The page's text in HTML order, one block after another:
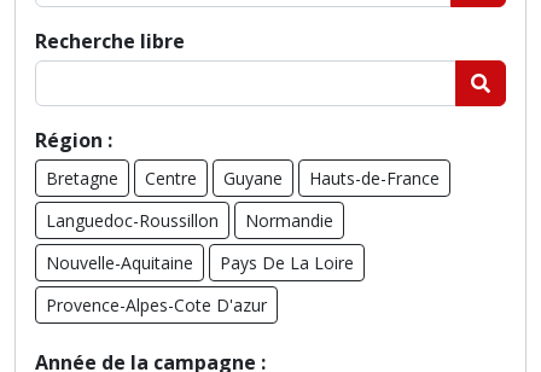
Recherche libre
Région :
Bretagne Centre Guyane
Hauts-de-France
Languedoc-Roussillon
Normandie
Nouvelle-Aquitaine
Pays De La Loire
Provence-Alpes-Cote D'azur
Année de la campagne :